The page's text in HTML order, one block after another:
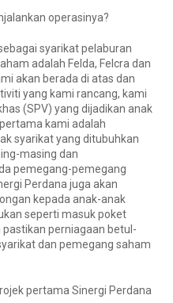
operasinya?
syarikat pelaburan
adalah Felda, Felcra dan
akan berada di atas dan
yang kami rancang, kami
(SPV) yang dijadikan anak
kami adalah
syarikat yang ditubuhkan
masing dan
pemegang-pemegang
Perdana juga akan
kepada anak-anak
seperti masuk poket
pastikan perniagaan betul-
dan pemegang saham
pertama Sinergi Perdana